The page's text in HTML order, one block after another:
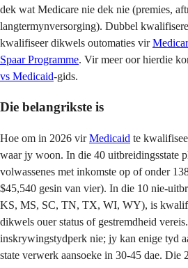
dek wat Medicare nie dek nie (premies,
langtermynversorging). Dubbel
kwalifiseer dikwels outomaties vir
Spaar Programme. Vir meer oor hierdie
vs Medicaid-gids.
Die belangrikste is
Hoe om in 2026 virMedicaid te
waar jy woon. In die 40 uitbreidingsstate
volwassenes met inkomste op of onder
$45,540 gesin van vier). In die 10 nie-
KS, MS, SC, TN, TX, WI, WY), is
dikwels ouer status of gestremdheid
inskrywingstydperk nie; jy kan enige tyd
state verwerk aansoeke in 30-45 dae. Die